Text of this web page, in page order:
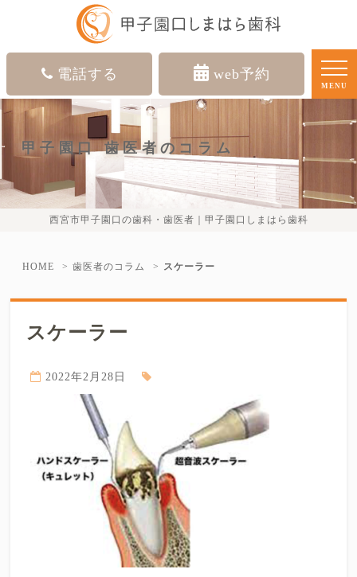
電話する web予約
MENU
甲子園口 歯医者のコラム
西宮市甲子園口の歯科・歯医者｜甲子園口しまはら歯科
HOME 歯医者のコラム スケーラー
スケーラー
2022年2月28日